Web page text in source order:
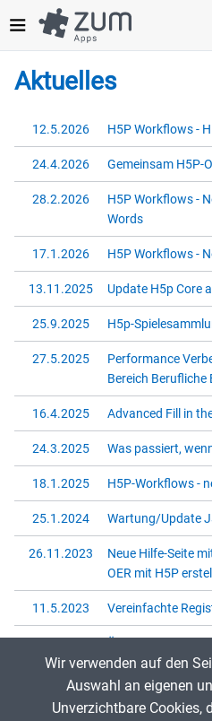
zum
Inhalt
Aktuelles
12.5.2026 H5P Workflows -
24.4.2026 Gemeinsam H5P-
28.2.2026
H5P Workflows -
Words
17.1.2026 H5P Workflows -
13.11.2025 Update H5p Core
25.9.2025 H5p-
27.5.2025
Performance
Bereich Berufliche
16.4.2025 Advanced Fill in
24.3.2025 Was passiert,
18.1.2025 H5P-Workflows -
25.1.2024 Wartung/Update
26.11.2023
Neue Hilfe-Seite
OER mit H5P
11.5.2023 Vereinfachte
per E-Mail-Adresse
Redesign von
Wir verwenden auf den
Auswahl an eigenen
Unverzichtbare Cookies,